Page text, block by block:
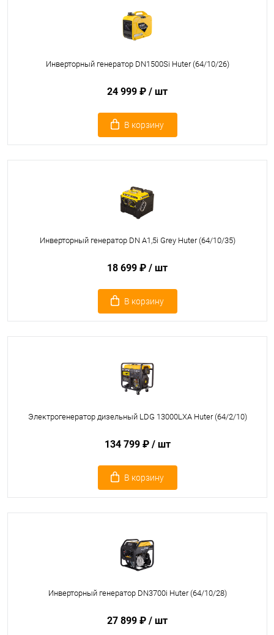
Инверторный генератор DN1500Si Huter (64/10/26)
24 999 ₽ / шт
В корзину
Инверторный генератор DN А1,5i Grey Huter (64/10/35)
18 699 ₽ / шт
В корзину
Электрогенератор дизельный LDG 13000LXА Huter (64/2/10)
134 799 ₽ / шт
В корзину
Инверторный генератор DN3700i Huter (64/10/28)
27 899 ₽ / шт